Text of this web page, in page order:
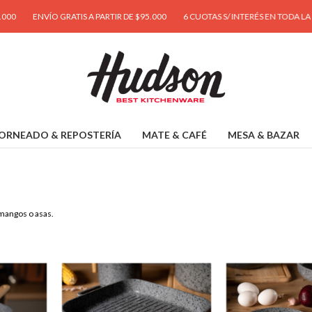
A PARTIR DE $95.000 6 CUOTAS S/ INTERÉS EN TODA LA TIENDA 12
& REPOSTERÍA MATE & CAFÉ MESA & BAZAR
o asas.